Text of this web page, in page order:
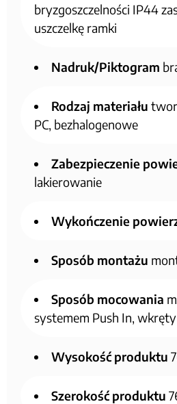
bryzgoszczelności IP44
uszczelkę ramki
Nadruk/Piktogram
Rodzaj materiału
PC, bezhalogenowe
Zabezpieczenie
lakierowanie
Wykończenie
Sposób montażu
Sposób mocowania
systemem Push In,
Wysokość produktu
Szerokość produktu